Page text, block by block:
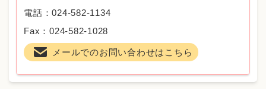
電話：024-582-1134
Fax：024-582-1028
メールでのお問い合わせはこちら